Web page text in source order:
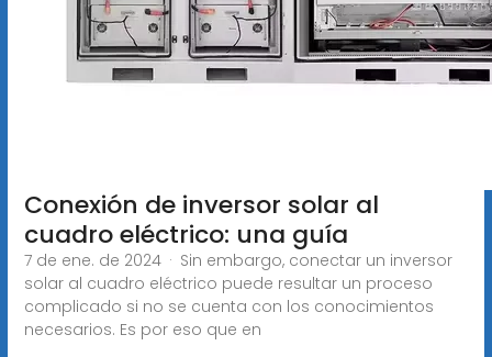
Conexión de inversor solar al
cuadro eléctrico: una guía
7 de ene. de 2024 · Sin embargo, conectar un inversor
solar al cuadro eléctrico puede resultar un proceso
complicado si no se cuenta con los conocimientos
necesarios. Es por eso que en